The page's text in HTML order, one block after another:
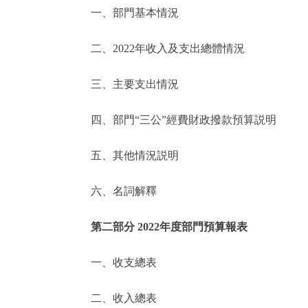
便民服務
仲介服務
政民互動
12345網上接訴即辦
參與調查
一、部門基本情況
二、2022年收入及支出總體情況
三、主要支出情況
四、部門“三公”經費財政撥款預算説明
五、其他情況説明
六、名詞解釋
第二部分 2022年度部門預算報表
一、收支總表
二、收入總表